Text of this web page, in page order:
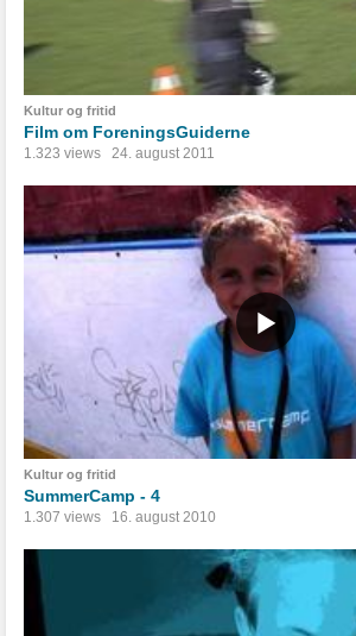
Kultur og fritid
Film om ForeningsGuiderne
1.323 views 24. august 2011
Kultur og fritid
SummerCamp - 4
1.307 views 16. august 2010